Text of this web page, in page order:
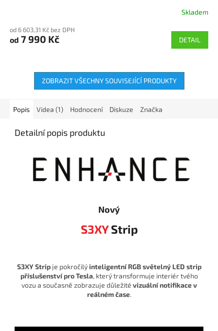
produktu
je
Skladem
od 6 603,31 Kč bez DPH
od 7 990 Kč DETAIL
ZOBRAZIT VŠECHNY SOUVISEJÍCÍ PRODUKTY
Popis Videa (1) Hodnocení Diskuze Značka
Detailní popis produktu
Nový
S3XYStrip
S3XY Stripje pokročilý inteligentní RGB světelný LED strip
příslušenství pro Tesla, který transformuje interiér tvého
vozu a současně zobrazuje důležité vizuální notifikace v
reálném čase.